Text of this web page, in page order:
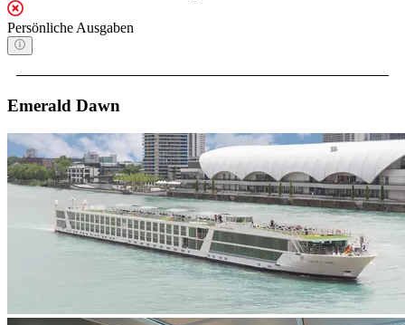
Persönliche Ausgaben
Emerald Dawn